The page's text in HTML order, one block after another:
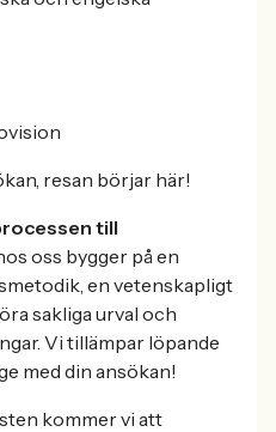
resan börjar här!
till
oss bygger på en
en vetenskapligt
sakliga urval och
Vi tillämpar löpande
med din ansökan!
kommer vi att